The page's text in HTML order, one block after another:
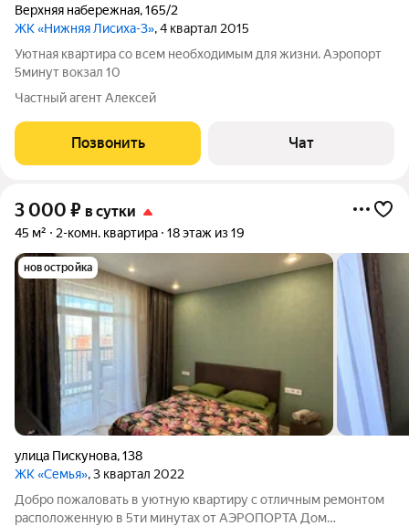
Верхняя набережная,165/2
ЖК «Нижняя Лисиха-3», 4 квартал 2015
Уютная квартира со всем необходимым для жизни. Аэропорт
5минут вокзал 10
Частный агент Алексей
Позвонить Чат
3 000 ₽ в сутки
45 м² 2-комн. квартира 18 этаж из 19
новостройка
улица Пискунова,138
ЖК «Семья», 3 квартал 2022
Добро пожаловать в уютную квартиру с отличным ремонтом
расположенную в 5ти минутах от АЭРОПОРТА Дом